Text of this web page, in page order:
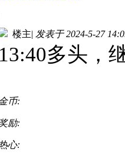
楼主| 发表于 2024-5-27
13:40多头，
金币:
励:
热心: